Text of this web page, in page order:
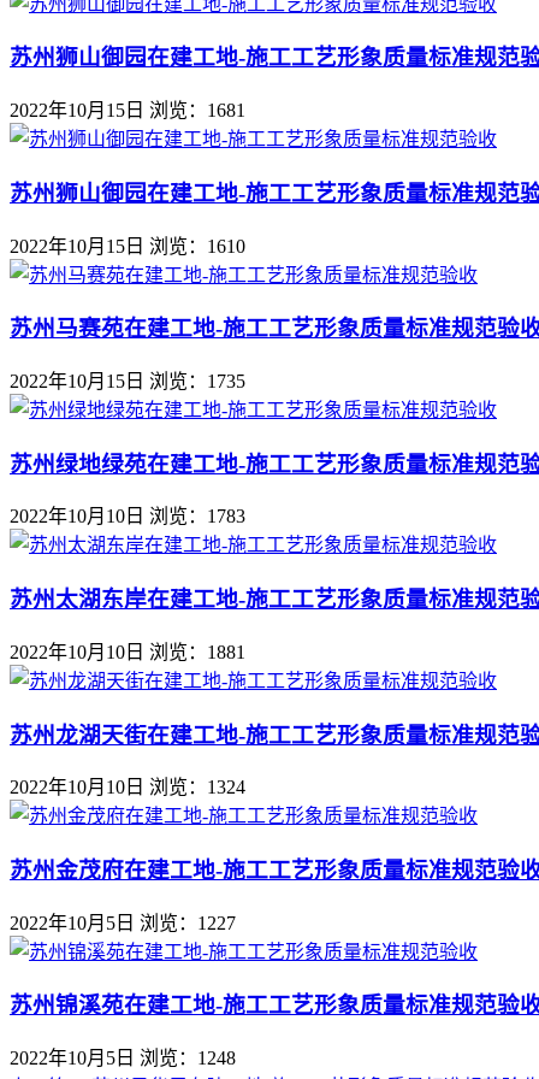
苏州狮山御园在建工地-施工工艺形象质量标准规范
2022年10月15日 浏览：1681
苏州狮山御园在建工地-施工工艺形象质量标准规范
2022年10月15日 浏览：1610
苏州马赛苑在建工地-施工工艺形象质量标准规范验
2022年10月15日 浏览：1735
苏州绿地绿苑在建工地-施工工艺形象质量标准规范
2022年10月10日 浏览：1783
苏州太湖东岸在建工地-施工工艺形象质量标准规范
2022年10月10日 浏览：1881
苏州龙湖天街在建工地-施工工艺形象质量标准规范
2022年10月10日 浏览：1324
苏州金茂府在建工地-施工工艺形象质量标准规范验
2022年10月5日 浏览：1227
苏州锦溪苑在建工地-施工工艺形象质量标准规范验
2022年10月5日 浏览：1248